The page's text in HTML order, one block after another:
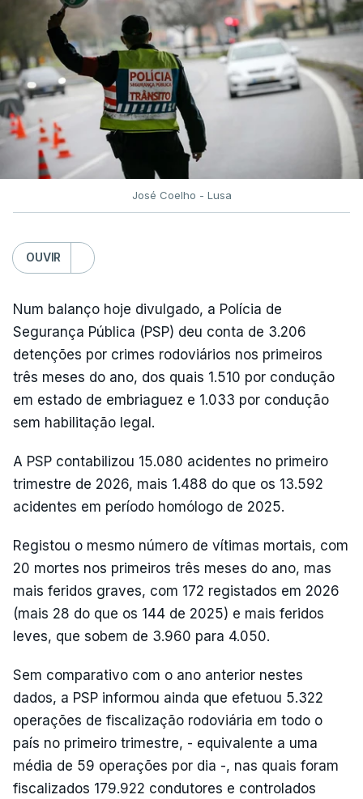
José Coelho - Lusa
OUVIR
Num balanço hoje divulgado, a Polícia de
Segurança Pública (PSP) deu conta de 3.206
detenções por crimes rodoviários nos primeiros
três meses do ano, dos quais 1.510 por condução
em estado de embriaguez e 1.033 por condução
sem habilitação legal.
A PSP contabilizou 15.080 acidentes no primeiro
trimestre de 2026, mais 1.488 do que os 13.592
acidentes em período homólogo de 2025.
Registou o mesmo número de vítimas mortais, com
20 mortes nos primeiros três meses do ano, mas
mais feridos graves, com 172 registados em 2026
(mais 28 do que os 144 de 2025) e mais feridos
leves, que sobem de 3.960 para 4.050.
Sem comparativo com o ano anterior nestes
dados, a PSP informou ainda que efetuou 5.322
operações de fiscalização rodoviária em todo o
país no primeiro trimestre, - equivalente a uma
média de 59 operações por dia -, nas quais foram
fiscalizados 179.922 condutores e controlados